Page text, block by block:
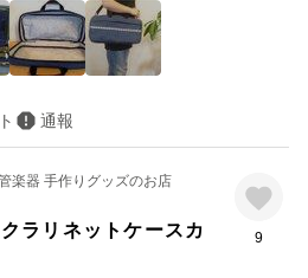
通報
楽器 手作りグッズのお店
ラリネットケースカ
9